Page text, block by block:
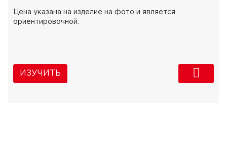
Цена указана на изделие на фото и является
ориентировочной.
ИЗУЧИТЬ